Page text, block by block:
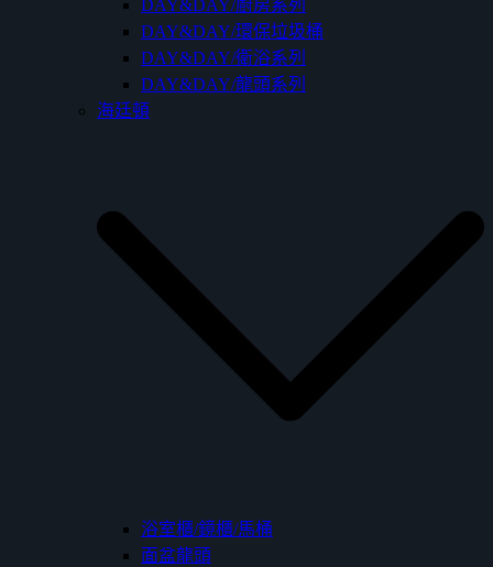
DAY&DAY/廚房系列
DAY&DAY/環保垃圾桶
DAY&DAY/衛浴系列
DAY&DAY/龍頭系列
海廷頓
浴室櫃/鏡櫃/馬桶
面盆龍頭